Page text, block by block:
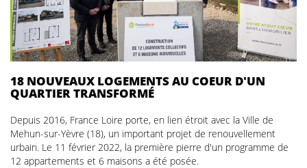
18 NOUVEAUX LOGEMENTS AU COEUR D'UN
QUARTIER TRANSFORMÉ
Depuis 2016, France Loire porte, en lien étroit avec la Ville de
Mehun-sur-Yèvre (18), un important projet de renouvellement
urbain. Le 11 février 2022, la première pierre d'un programme de
12 appartements et 6 maisons a été posée.